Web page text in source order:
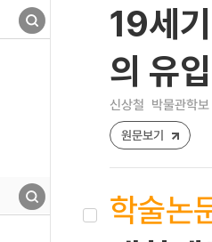
19세
의 유
신상철 박물관학
원문보기
학술논